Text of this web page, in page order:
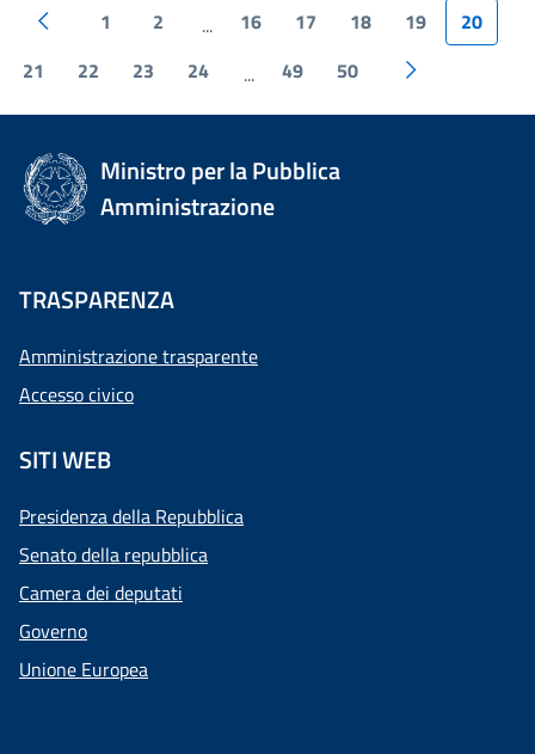
1 2 ... 16 17 18 19
20
21
22 23 24 ... 49 50
Ministro per la Pubblica
Amministrazione
TRASPARENZA
Amministrazione trasparente
Accesso civico
SITI WEB
Presidenza della Repubblica
Senato della repubblica
Camera dei deputati
Governo
Unione Europea